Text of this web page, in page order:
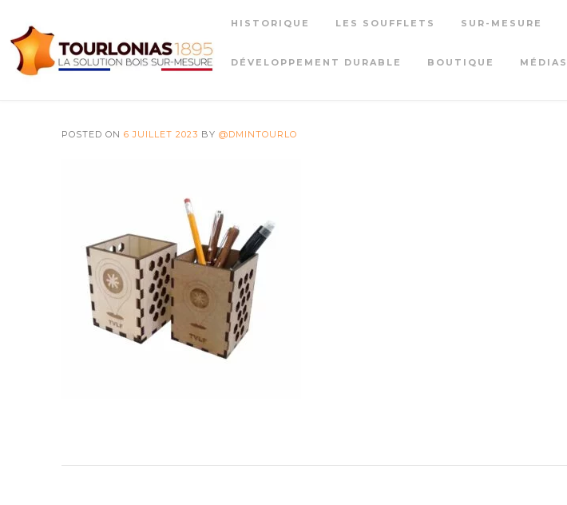
content
HISTORIQUE LES SOUFFLETS SUR-MESURE
DÉVELOPPEMENT DURABLE BOUTIQUE MÉDIAS
POSTED ON 6 JUILLET 2023 BY @DMINTOURLO